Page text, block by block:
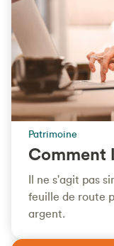
Patrimoine
Comment
Il ne s'agit pas
feuille de route
argent.